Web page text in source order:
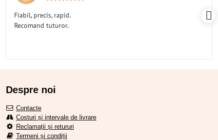
Fiabil, precis, rapid.
Recomand tuturor.
Despre noi
Contacte
Costuri și intervale de livrare
Reclamații și retururi
Termeni și condiții